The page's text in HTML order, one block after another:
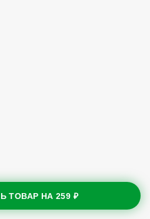
ТОВАР НА259 ₽